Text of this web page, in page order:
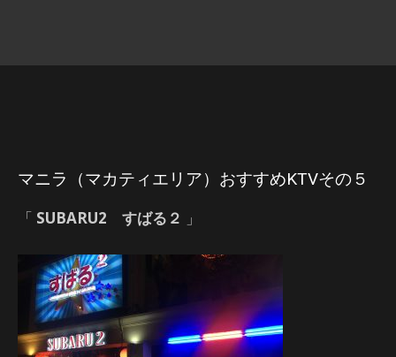
マニラ（マカティエリア）おすすめKTVその５
「 SUBARU2 すばる２ 」